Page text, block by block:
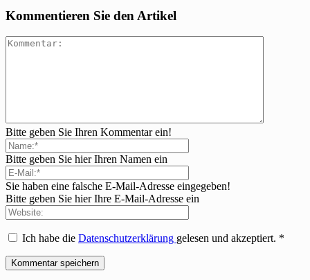
Kommentieren Sie den Artikel
Bitte geben Sie Ihren Kommentar ein!
Bitte geben Sie hier Ihren Namen ein
Sie haben eine falsche E-Mail-Adresse eingegeben!
Bitte geben Sie hier Ihre E-Mail-Adresse ein
Ich habe die Datenschutzerklärung gelesen und akzeptiert. *